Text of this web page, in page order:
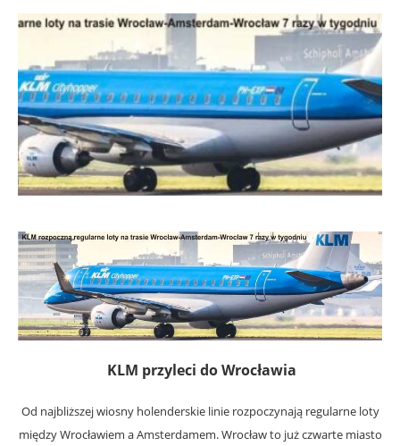
KLM przyleci do Wrocławia
Od najbliższej wiosny holenderskie linie rozpoczynają regularne loty
między Wrocławiem a Amsterdamem. Wrocław to już czwarte miasto